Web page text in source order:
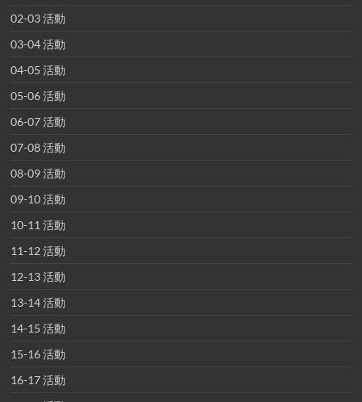
02-03 活動
03-04 活動
04-05 活動
05-06 活動
06-07 活動
07-08 活動
08-09 活動
09-10 活動
10-11 活動
11-12 活動
12-13 活動
13-14 活動
14-15 活動
15-16 活動
16-17 活動